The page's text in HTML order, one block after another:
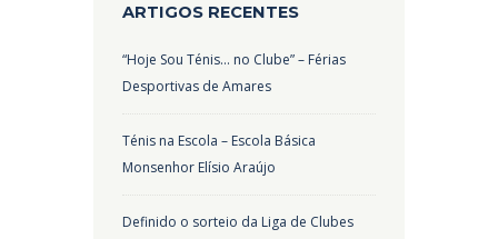
ARTIGOS RECENTES
“Hoje Sou Ténis… no Clube” – Férias
Desportivas de Amares
Ténis na Escola – Escola Básica
Monsenhor Elísio Araújo
Definido o sorteio da Liga de Clubes